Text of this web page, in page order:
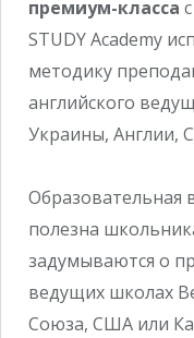
премиум-класса
STUDY Academy
методику
английского
Украины, Англии,
Образовательная
полезна
задумываются о
ведущих школах
Союза, США или